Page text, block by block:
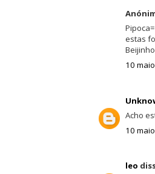
estas
10
Acho
10
leo